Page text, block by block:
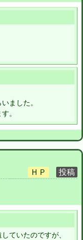
ました。
。
ていたのですが、